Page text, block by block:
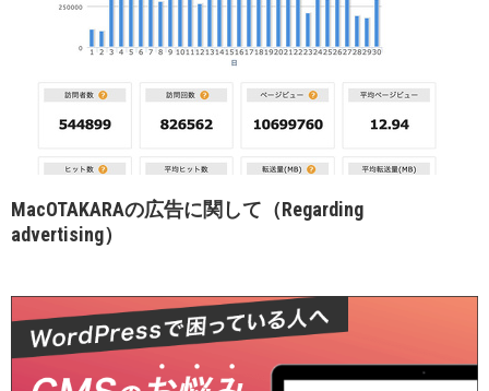
MacOTAKARAの広告に関して（Regarding
advertising）